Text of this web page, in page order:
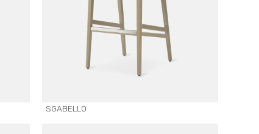
SGABELLO